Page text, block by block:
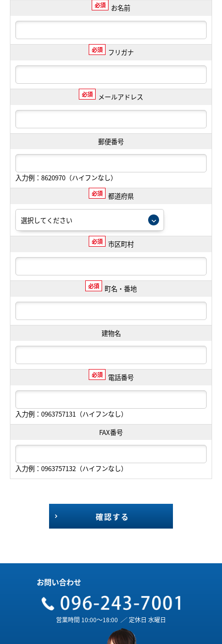
必須 お名前
必須 フリガナ
必須 メールアドレス
郵便番号
入力例：8620970（ハイフンなし）
必須 都道府県
必須 市区町村
必須 町名・番地
建物名
必須 電話番号
入力例：0963757131（ハイフンなし）
FAX番号
入力例：0963757132（ハイフンなし）
確認する
お問い合わせ
営業時間 10:00～18:00 ／ 定休日 水曜日